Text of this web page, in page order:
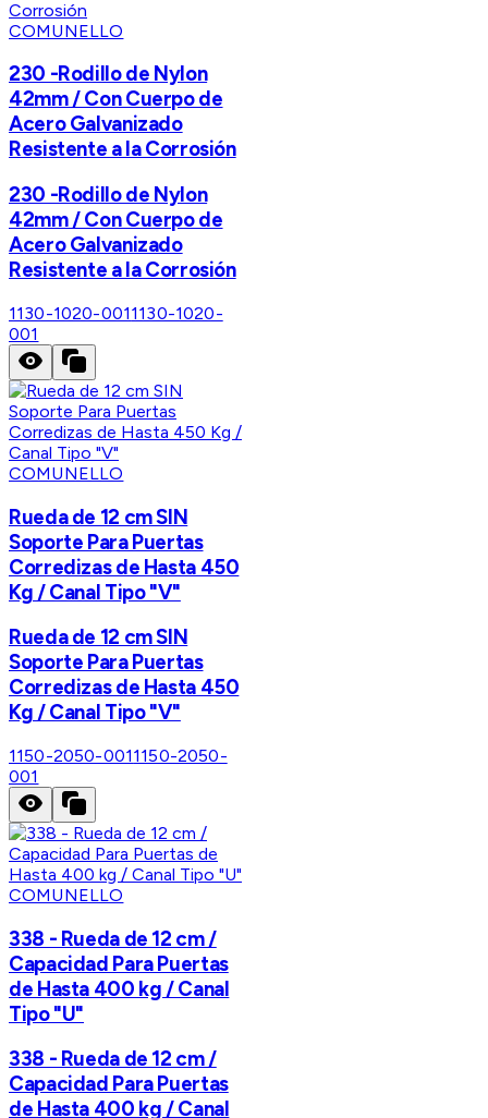
COMUNELLO
230 -Rodillo de Nylon
42mm / Con Cuerpo de
Acero Galvanizado
Resistente a la Corrosión
230 -Rodillo de Nylon
42mm / Con Cuerpo de
Acero Galvanizado
Resistente a la Corrosión
1130-1020-0011130-1020-
001
COMUNELLO
Rueda de 12 cm SIN
Soporte Para Puertas
Corredizas de Hasta 450
Kg / Canal Tipo "V"
Rueda de 12 cm SIN
Soporte Para Puertas
Corredizas de Hasta 450
Kg / Canal Tipo "V"
1150-2050-0011150-2050-
001
COMUNELLO
338 - Rueda de 12 cm /
Capacidad Para Puertas
de Hasta 400 kg / Canal
Tipo "U"
338 - Rueda de 12 cm /
Capacidad Para Puertas
de Hasta 400 kg / Canal